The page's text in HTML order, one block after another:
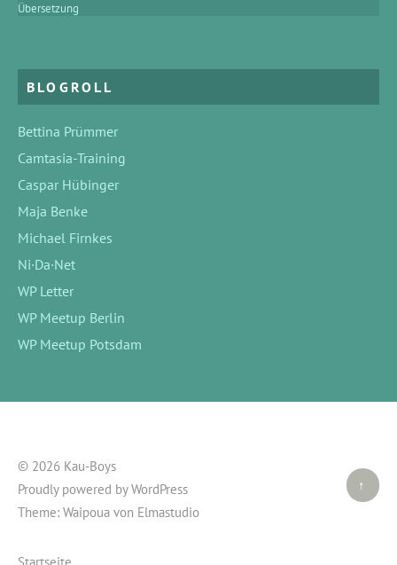
Übersetzung
BLOGROLL
Bettina Prümmer
Camtasia-Training
Caspar Hübinger
Maja Benke
Michael Firnkes
Ni·Da·Net
WP Letter
WP Meetup Berlin
WP Meetup Potsdam
© 2026 Kau-Boys
Proudly powered byWordPress
Theme: Waipoua von Elmastudio
Top ↑